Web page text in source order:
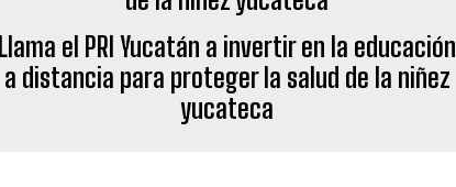
Llama el PRI Yucatán a invertir en la educación
a distancia para proteger la salud de la niñez
yucateca